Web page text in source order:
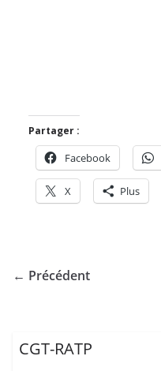
Partager :
Facebook
X Plus
← Précédent
CGT-RATP